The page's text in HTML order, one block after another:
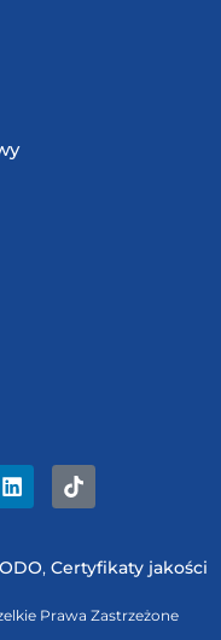
, Certyfikaty jakości
Prawa Zastrzeżone